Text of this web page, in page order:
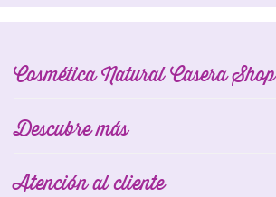
Cosmética Natural Casera Shop
Descubre más
Atención al cliente